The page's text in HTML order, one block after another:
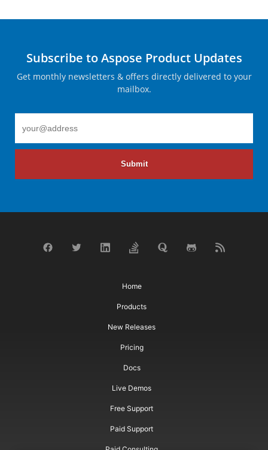
Subscribe to Aspose Product Updates
Get monthly newsletters & offers directly delivered to your
mailbox.
Submit
Home
Products
New Releases
Pricing
Docs
Live Demos
Free Support
Paid Support